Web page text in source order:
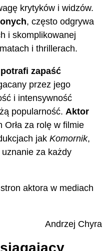
krytyków i widzów.
, często odgrywa
i skomplikowanej
i thrillerach.
zapaść
przez jego
i intensywność
popularność. Aktor
Orła za rolę w filmie
jak Komornik,
za każdy
aktora w mediach
Andrzej Chyra